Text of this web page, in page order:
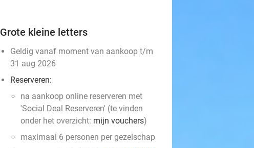
Grote kleine letters
Geldig vanaf moment van aankoop t/m
31 aug 2026
Reserveren:
na aankoop online reserveren met
'Social Deal Reserveren' (te vinden
onder het overzicht: mijn vouchers)
maximaal 6 personen per gezelschap